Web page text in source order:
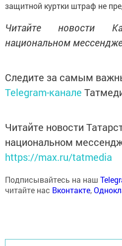
защитной куртки штраф не
Читайте новости
национальном
Следите за самым
Telegram-канале
Читайте новости
национальном
https://max.ru/tatmedia
Подписывайтесь на наш
читайте нас Вконтакте,